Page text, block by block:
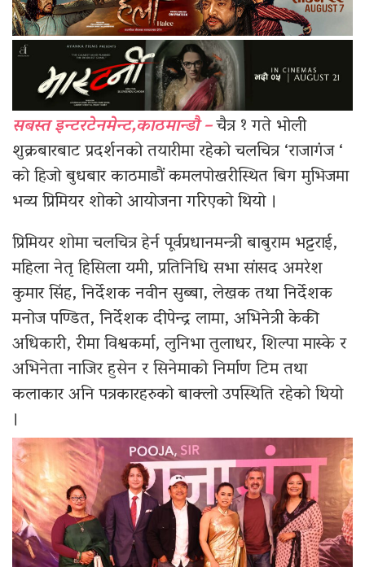
सबस्त इन्टरटेनमेन्ट,काठमान्डौ –चैत्र १ गते भोली
शुक्रबारबाट प्रदर्शनको तयारीमा रहेको चलचित्र ‘राजागंज ‘
को हिजो बुधबार काठमाडौं कमलपोखरीस्थित बिग मुभिजमा
भव्य प्रिमियर शोको आयोजना गरिएको थियो ।
प्रिमियर शोमा चलचित्र हेर्न पूर्वप्रधानमन्त्री बाबुराम भट्टराई,
महिला नेतृ हिसिला यमी, प्रतिनिधि सभा सांसद अमरेश
कुमार सिंह, निर्देशक नवीन सुब्बा, लेखक तथा निर्देशक
मनोज पण्डित, निर्देशक दीपेन्द्र लामा, अभिनेत्री केकी
अधिकारी, रीमा विश्वकर्मा, लुनिभा तुलाधर, शिल्पा मास्के र
अभिनेता नाजिर हुसेन र सिनेमाको निर्माण टिम तथा
कलाकार अनि पत्रकारहरुको बाक्लो उपस्थिति रहेको थियो
।